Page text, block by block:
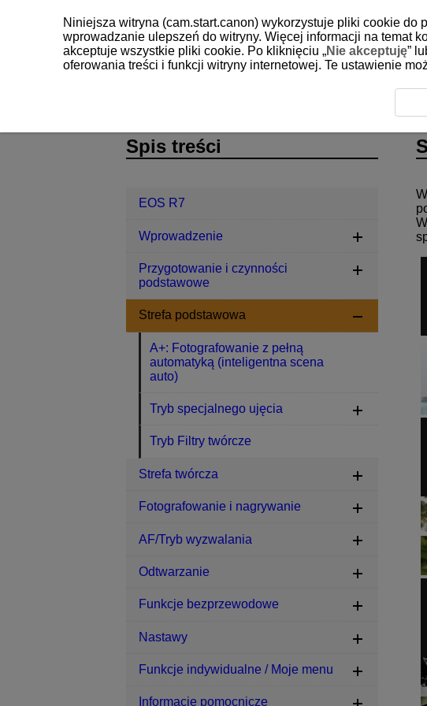
Strefa podstawowa
Spis treści
EOS R7
Wprowadzenie
Przygotowanie i czynności
podstawowe
Strefa podstawowa
A+: Fotografowanie z pełną
automatyką (inteligentna scena
auto)
Tryb specjalnego ujęcia
Tryb Filtry twórcze
Strefa twórcza
Fotografowanie i nagrywanie
AF/Tryb wyzwalania
Odtwarzanie
Funkcje bezprzewodowe
Nastawy
Funkcje indywidualne / Moje menu
Informacje pomocnicze
Niniejsza witryna (cam.start.canon) wykorzystuje pliki cookie do
wprowadzanie ulepszeń do witryny. Więcej informacji na temat
akceptuje wszystkie pliki cookie. Po kliknięciu „Nie akceptuję”
oferowania treści i funkcji witryny internetowej. Te ustawienie